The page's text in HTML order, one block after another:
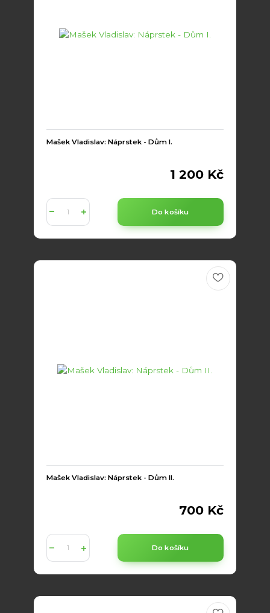
Mašek Vladislav: Náprstek - Dům I.
1 200 Kč
Do košíku
Mašek Vladislav: Náprstek - Dům II.
700 Kč
Do košíku